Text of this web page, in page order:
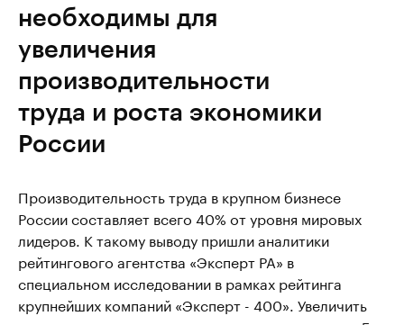
необходимы для
увеличения
производительности
труда и роста экономики
России
Производительность труда в крупном бизнесе
России составляет всего 40% от уровня мировых
лидеров. К такому выводу пришли аналитики
рейтингового агентства «Эксперт РА» в
специальном исследовании в рамках рейтинга
крупнейших компаний «Эксперт - 400». Увеличить